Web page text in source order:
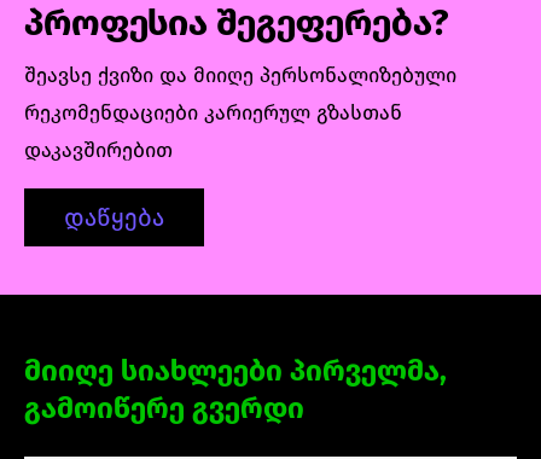
პროფესია შეგეფერება?
შეავსე ქვიზი და მიიღე პერსონალიზებული
რეკომენდაციები კარიერულ გზასთან
დაკავშირებით
დაწყება
მიიღე სიახლეები პირველმა,
გამოიწერე გვერდი